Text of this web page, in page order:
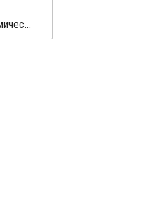
В КНР стали обсуждать перенос нефтехимических мощностей в США из-за пошлин